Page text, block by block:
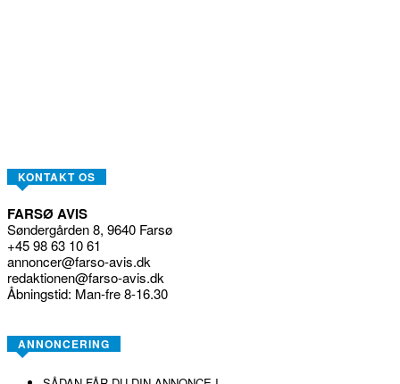
KONTAKT OS
FARSØ AVIS
Søndergården 8, 9640 Farsø
+45 98 63 10 61
annoncer@farso-avis.dk
redaktionen@farso-avis.dk
Åbningstid: Man-fre 8-16.30
ANNONCERING